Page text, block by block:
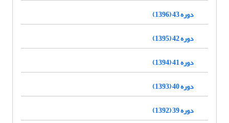
دوره 43 (1396)
دوره 42 (1395)
دوره 41 (1394)
دوره 40 (1393)
دوره 39 (1392)